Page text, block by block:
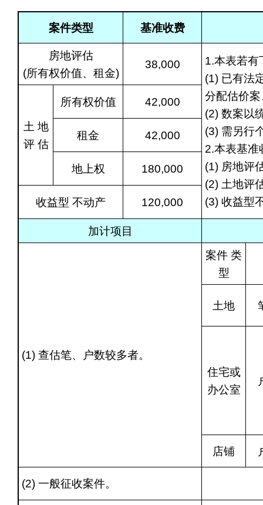
案件类型 基准收费
房地评估
(所有权价值、租金)
38,000
1.本表若有
(1) 已有法
分配估价
(2) 数案以
(3) 需另行
2.本表基准
(1) 房地评
(2) 土地评
(3) 收益型
土 地
评 估
所有权价值 42,000
租金 42,000
地上权 180,000
收益型 不动产 120,000
加计项目
(1) 查估笔、户数较多者。
案件 类
型
土地
住宅或
办公室
店铺
(2) 一般征收案件。